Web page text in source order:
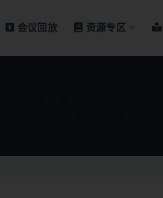
会议回放 资源专区